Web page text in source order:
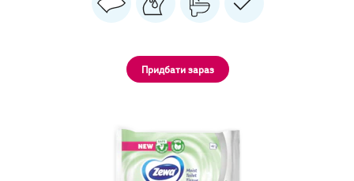
Придбати зараз